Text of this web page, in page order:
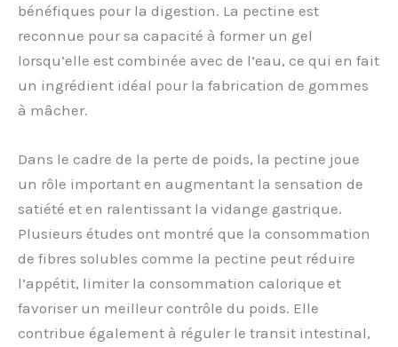
bénéfiques pour la digestion. La pectine est
reconnue pour sa capacité à former un gel
lorsqu’elle est combinée avec de l’eau, ce qui en fait
un ingrédient idéal pour la fabrication de gommes
à mâcher.
Dans le cadre de la perte de poids, la pectine joue
un rôle important en augmentant la sensation de
satiété et en ralentissant la vidange gastrique.
Plusieurs études ont montré que la consommation
de fibres solubles comme la pectine peut réduire
l’appétit, limiter la consommation calorique et
favoriser un meilleur contrôle du poids. Elle
contribue également à réguler le transit intestinal,